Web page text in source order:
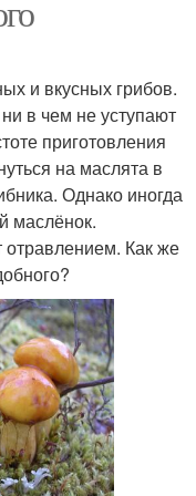
и вкусных грибов.
в чем не уступают
приготовления
на маслята в
Однако иногда
маслёнок.
отравлением. Как же